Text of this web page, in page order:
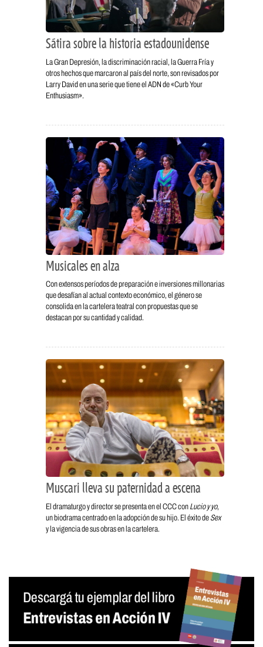
Sátira sobre la historia estadounidense
La Gran Depresión, la discriminación racial, la Guerra Fría y
otros hechos que marcaron al país del norte, son revisados por
Larry David en una serie que tiene el ADN de «Curb Your
Enthusiasm».
Musicales en alza
Con extensos períodos de preparación e inversiones millonarias
que desafían al actual contexto económico, el género se
consolida en la cartelera teatral con propuestas que se
destacan por su cantidad y calidad.
Muscari lleva su paternidad a escena
El dramaturgo y director se presenta en el CCC con Lucio y yo,
un biodrama centrado en la adopción de su hijo. El éxito de Sex
y la vigencia de sus obras en la cartelera.